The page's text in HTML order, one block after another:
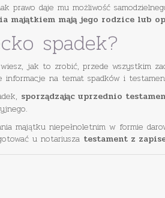
prawo daje mu możliwość
majątkiem mają jego rodzice lub
spadek?
jak to zrobić, przede wszystkim
informacje na temat spadków i
sporządzając uprzednio
majątku niepełnoletnim w formie
u notariusza testament z